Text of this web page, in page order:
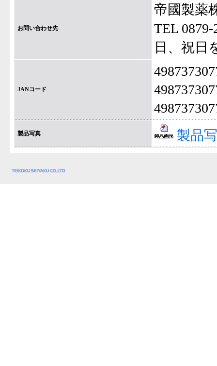
お問い合わせ先
帝國製薬
TEL
日、祝日
JANコード
製品写真 製品